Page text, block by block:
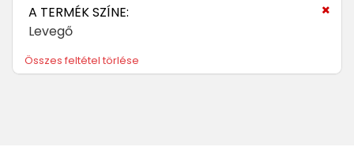
A TERMÉK SZÍNE:
Levegő
Összes feltétel törlése